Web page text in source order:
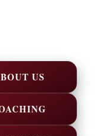
US